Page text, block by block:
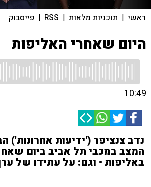
ראשי | תוכניות מלאות |
RSS
| פייסבוק
היום שאחרי האליפות
10:49
נדב צנציפר ('ידיעות אחרונות')
המצב במכבי תל אביב ביום
באליפות • וגם: על עתידו של